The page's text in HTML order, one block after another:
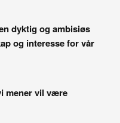
dyktig og ambisiøs
og interesse for vår
mener vil være